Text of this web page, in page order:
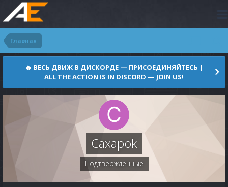
Главная
🔥 ВЕСЬ ДВИЖ В ДИСКОРДЕ — ПРИСОЕДИНЯЙТЕСЬ |
ALL THE ACTION IS IN DISCORD — JOIN US!
Caxapok
Подтвержденные